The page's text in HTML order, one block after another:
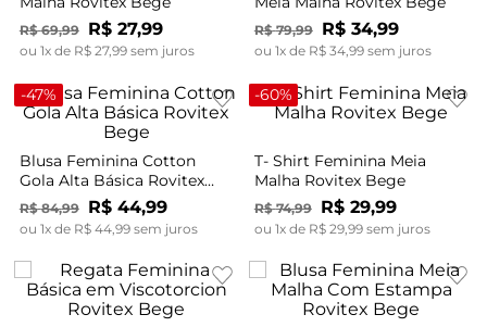
R$ 69,99 R$ 27,99
ou 1x de R$ 27,99sem juros
R$ 79,99 R$ 34,99
ou 1x de R$ 34,99sem juros
-47%
Blusa Feminina Cotton
Gola Alta Básica Rovitex
Bege
R$ 84,99 R$ 44,99
ou 1x de R$ 44, 99sem juros
-60%
T- Shirt Feminina Meia
Malha Rovitex Bege
R$ 74,99 R$ 29,99
ou 1x de R$ 29, 99sem juros